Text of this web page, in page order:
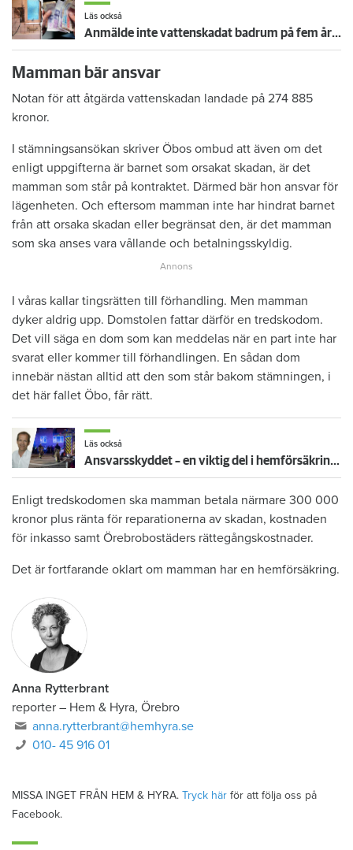
Läs också
Anmälde inte vattenskadat badrum på fem år – krävs på 125 000 kronor
Mamman bär ansvar
Notan för att åtgärda vattenskadan landade på 274 885
kronor.
I stämningsansökan skriver Öbos ombud att även om det
enligt uppgifterna är barnet som orsakat skadan, är det
mamman som står på kontraktet. Därmed bär hon ansvar för
lägenheten. Och eftersom mamman inte har hindrat barnet
från att orsaka skadan eller begränsat den, är det mamman
som ska anses vara vållande och betalningsskyldig.
I våras kallar tingsrätten till förhandling. Men mamman
dyker aldrig upp. Domstolen fattar därför en tredskodom.
Det vill säga en dom som kan meddelas när en part inte har
svarat eller kommer till förhandlingen. En sådan dom
innebär nästan alltid att den som står bakom stämningen, i
det här fallet Öbo, får rätt.
Läs också
Ansvarsskyddet – en viktig del i hemförsäkringen
Enligt tredskodomen ska mamman betala närmare 300 000
kronor plus ränta för reparationerna av skadan, kostnaden
för inkasso samt Örebrobostäders rättegångskostnader.
Det är fortfarande oklart om mamman har en hemförsäkring.
Anna Rytterbrant
reporter – Hem & Hyra, Örebro
anna.rytterbrant@hemhyra.se
010- 45 916 01
MISSA INGET FRÅN HEM & HYRA. Tryck här för att följa oss på
Facebook.